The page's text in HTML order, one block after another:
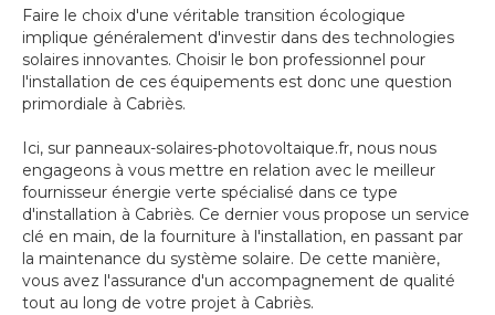
Faire le choix d'une véritable transition écologique
implique généralement d'investir dans des technologies
solaires innovantes. Choisir le bon professionnel pour
l'installation de ces équipements est donc une question
primordiale à Cabriès.
Ici, sur panneaux-solaires-photovoltaique.fr, nous nous
engageons à vous mettre en relation avec le meilleur
fournisseur énergie verte spécialisé dans ce type
d'installation à Cabriès. Ce dernier vous propose un service
clé en main, de la fourniture à l'installation, en passant par
la maintenance du système solaire. De cette manière,
vous avez l'assurance d'un accompagnement de qualité
tout au long de votre projet à Cabriès.